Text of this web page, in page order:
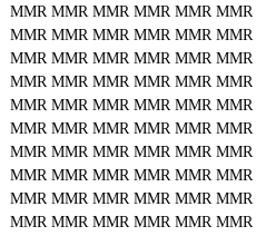
MMR MMR MMR MMR MMR MMR
MMR MMR MMR MMR MMR MMR
MMR MMR MMR MMR MMR MMR
MMR MMR MMR MMR MMR MMR
MMR MMR MMR MMR MMR MMR
MMR MMR MMR MMR MMR MMR
MMR MMR MMR MMR MMR MMR
MMR MMR MMR MMR MMR MMR
MMR MMR MMR MMR MMR MMR
MMR MMR MMR MMR MMR MMR